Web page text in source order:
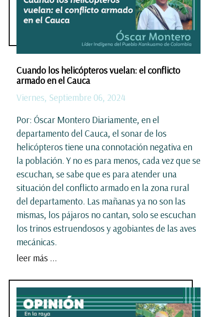
Cuando los helicópteros vuelan: el conflicto
armado en el Cauca
Viernes, Septiembre 06, 2024
Por: Óscar Montero Diariamente, en el
departamento del Cauca, el sonar de los
helicópteros tiene una connotación negativa en
la población. Y no es para menos, cada vez que se
escuchan, se sabe que es para atender una
situación del conflicto armado en la zona rural
del departamento. Las mañanas ya no son las
mismas, los pájaros no cantan, solo se escuchan
los trinos estruendosos y agobiantes de las aves
mecánicas.
leer más ...